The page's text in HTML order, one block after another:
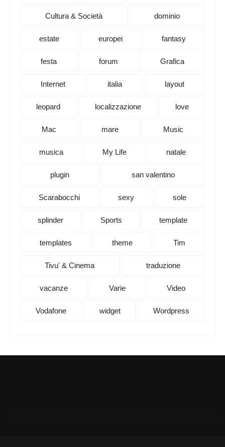
Cultura & Società dominio
estate europei fantasy
festa forum Grafica
Internet italia layout
leopard localizzazione love
Mac mare Music
musica My Life natale
plugin san valentino
Scarabocchi sexy sole
splinder Sports template
templates theme Tim
Tivu' & Cinema traduzione
vacanze Varie Video
Vodafone widget Wordpress